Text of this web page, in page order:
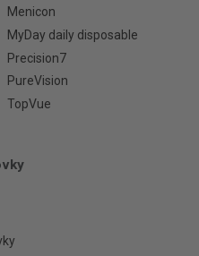
Menicon
MyDay daily disposable
Precision7
PureVision
TopVue